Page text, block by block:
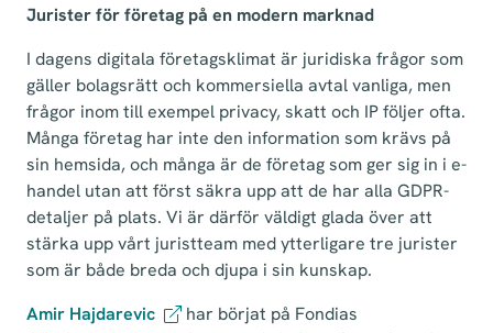
Jurister för företag på en modern marknad
I dagens digitala företagsklimat är juridiska frågor som
gäller bolagsrätt och kommersiella avtal vanliga, men
frågor inom till exempel privacy, skatt och IP följer ofta.
Många företag har inte den information som krävs på
sin hemsida, och många är de företag som ger sig in i e-
handel utan att först säkra upp att de har alla GDPR-
detaljer på plats. Vi är därför väldigt glada över att
stärka upp vårt juristteam med ytterligare tre jurister
som är både breda och djupa i sin kunskap.
Amir Hajdarevic
har börjat på Fondias